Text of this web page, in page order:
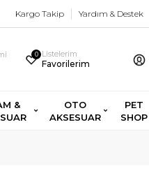
Kargo Takip Yardım & Destek
0 Listelerim
Favorilerim
&
OTO
AKSESUAR
PET
SHOP